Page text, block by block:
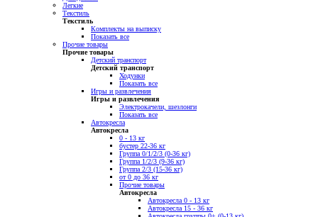
Легкие
Текстиль
Текстиль
Комплекты на выписку
Показать все
Прочие товары
Прочие товары
Детский транспорт
Детский транспорт
Ходунки
Показать все
Игры и развлечения
Игры и развлечения
Электрокачели, шезлонги
Показать все
Автокресла
Автокресла
0 - 13 кг
бустер 22-36 кг
Группа 0/1/2/3 (0-36 кг)
Группа 1/2/3 (9-36 кг)
Группа 2/3 (15-36 кг)
от 0 до 36 кг
Прочие товары
Автокресла
Автокресла 0 - 13 кг
Автокресла 15 - 36 кг